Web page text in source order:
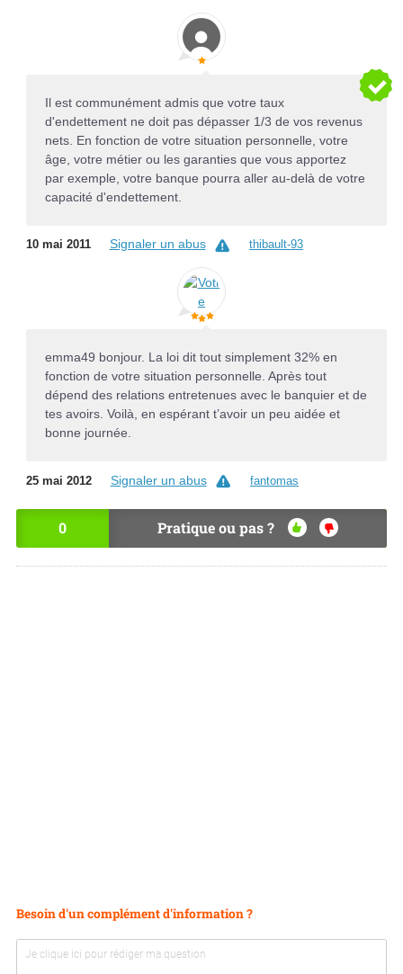
Il est communément admis que votre taux
d'endettement ne doit pas dépasser 1/3 de vos revenus
nets. En fonction de votre situation personnelle, votre
âge, votre métier ou les garanties que vous apportez
par exemple, votre banque pourra aller au-delà de votre
capacité d'endettement.
10 mai 2011 Signaler un abus thibault-93
emma49 bonjour. La loi dit tout simplement 32% en
fonction de votre situation personnelle. Après tout
dépend des relations entretenues avec le banquier et de
tes avoirs. Voilà, en espérant t’avoir un peu aidée et
bonne journée.
25 mai 2012 Signaler un abus fantomas
0 Pratique ou pas ?
OU
I
NO
Besoin d'un complément d'information ?